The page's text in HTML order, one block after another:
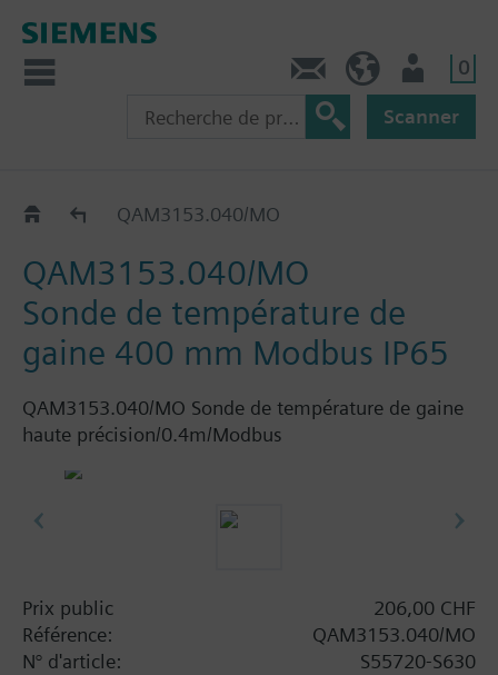
0
Scanner
QAM31..QAM3153.040/MO
QAM3153.040/MO
Sonde de température de
gaine 400 mm Modbus IP65
QAM3153.040/MO Sonde de température de gaine
haute précision/0.4m/Modbus
Prix public
206,00 CHF
Référence:
QAM3153.040/MO
N° d'article:
S55720-S630